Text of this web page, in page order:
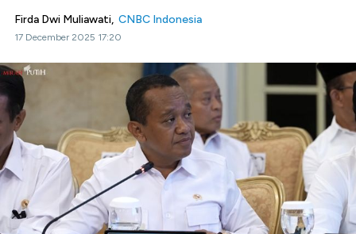
Firda Dwi Muliawati, CNBC Indonesia
17 December 2025 17:20